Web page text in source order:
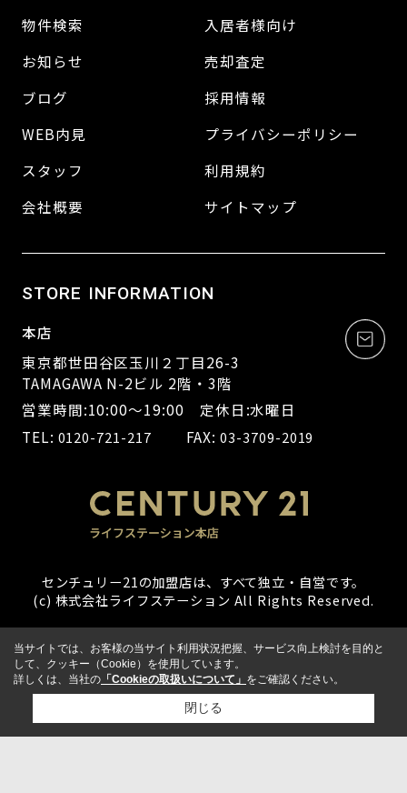
物件検索
お知らせ
ブログ
WEB内見
スタッフ
会社概要
入居者様向け
売却査定
採用情報
プライバシーポリシー
利用規約
サイトマップ
STORE INFORMATION
本店
東京都世田谷区玉川２丁目26-3
TAMAGAWA N-2ビル 2階・3階
営業時間:10:00～19:00 定休日:水曜日
TEL: 0120-721-217 FAX:03-3709-2019
センチュリー21の加盟店は、すべて独立・自営です。
(c) 株式会社ライフステーション All Rights Reserved.
当サイトでは、お客様の当サイト利用状況把握、サービス向上検討を目的と
して、クッキー（Cookie）を使用しています。
詳しくは、当社の 「Cookieの取扱いについて」 をご確認ください。
閉じる